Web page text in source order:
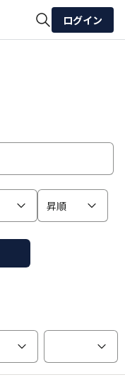
ログイン
昇順